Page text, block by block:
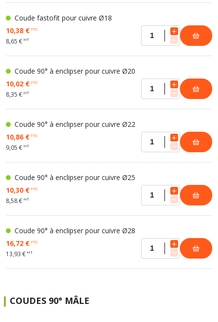
Coude fastofit pour cuivre Ø18
10,38 €TTC
8,65 € HT
Coude 90° à enclipser pour cuivre Ø20
10,02 €TTC
8,35 € HT
Coude 90° à enclipser pour cuivre Ø22
10,86 €TTC
9,05 € HT
Coude 90° à enclipser pour cuivre Ø25
10,30 €TTC
8,58 € HT
Coude 90° à enclipser pour cuivre Ø28
16,72 €TTC
13,93 € HT
COUDES 90° MÂLE